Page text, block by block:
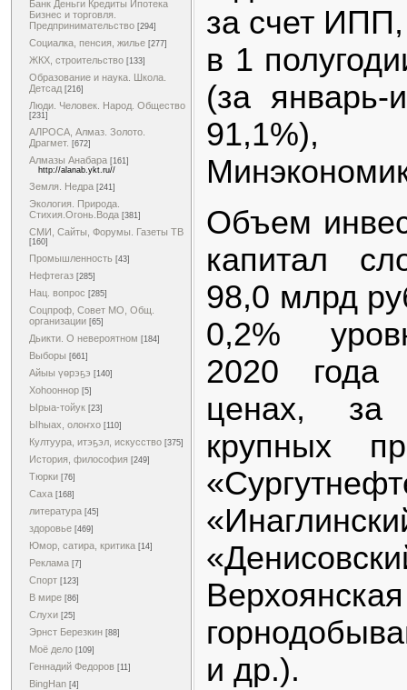
Банк Деньги Кредиты Ипотека
Бизнес и торговля.
Предпринимательство [294]
Социалка, пенсия, жилье [277]
ЖКХ, строительство [133]
Образование и наука. Школа.
Детсад [216]
Люди. Человек. Народ. Общество
[231]
АЛРОСА, Алмаз. Золото.
Драгмет. [672]
Алмазы Анабара [161]
http://alanab.ykt.ru//
Земля. Недра [241]
Экология. Природа.
Стихия.Огонь.Вода [381]
СМИ, Сайты, Форумы. Газеты ТВ
[160]
Промышленность [43]
Нефтегаз [285]
Нац. вопрос [285]
Соцпроф, Совет МО, Общ.
организации [65]
Дьикти. О невероятном [184]
Выборы [661]
Айыы үөрэҕэ [140]
Хоһооннор [5]
Ырыа-тойук [23]
Ыһыах, олоҥхо [110]
Култуура, итэҕэл, искусство [375]
История, философия [249]
Тюрки [76]
Саха [168]
литература [45]
здоровье [469]
Юмор, сатира, критика [14]
Реклама [7]
Спорт [123]
В мире [86]
Слухи [25]
Эрнст Березкин [88]
Моё дело [109]
Геннадий Федоров [11]
BingHan [4]
за счет
в 1
(за
Объем
капитал
98,0 млрд
0,2%
2020 года
ценах, за
крупных
Верхоянская
и др.).